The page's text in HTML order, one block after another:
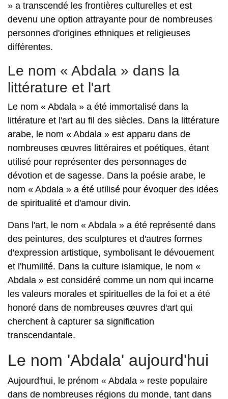
» a transcendé les frontières culturelles et est
devenu une option attrayante pour de nombreuses
personnes d'origines ethniques et religieuses
différentes.
Le nom « Abdala » dans la
littérature et l'art
Le nom « Abdala » a été immortalisé dans la
littérature et l'art au fil des siècles. Dans la littérature
arabe, le nom « Abdala » est apparu dans de
nombreuses œuvres littéraires et poétiques, étant
utilisé pour représenter des personnages de
dévotion et de sagesse. Dans la poésie arabe, le
nom « Abdala » a été utilisé pour évoquer des idées
de spiritualité et d'amour divin.
Dans l'art, le nom « Abdala » a été représenté dans
des peintures, des sculptures et d'autres formes
d'expression artistique, symbolisant le dévouement
et l'humilité. Dans la culture islamique, le nom «
Abdala » est considéré comme un nom qui incarne
les valeurs morales et spirituelles de la foi et a été
honoré dans de nombreuses œuvres d'art qui
cherchent à capturer sa signification
transcendantale.
Le nom 'Abdala' aujourd'hui
Aujourd'hui, le prénom « Abdala » reste populaire
dans de nombreuses régions du monde, tant dans